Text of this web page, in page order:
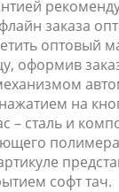
заказа
оптовый
оформив
на
– сталь и
софт тач.